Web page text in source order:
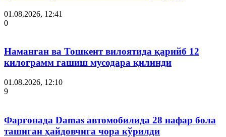
01.08.2026, 12:41
0
Наманган ва Тошкент вилоятида қарийб 12
килограмм гашиш мусодара қилинди
01.08.2026, 12:10
9
Фарғонада Damas автомобилида 28 нафар бола
ташиган ҳайдовчига чора кўрилди